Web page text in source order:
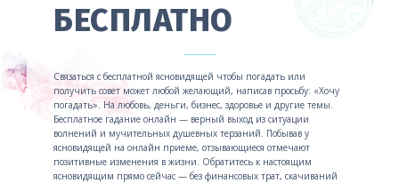
БЕСПЛАТНО
Связаться с бесплатной ясновидящей чтобы погадать или
получить совет может любой желающий, написав просьбу: «Хочу
погадать». На любовь, деньги, бизнес, здоровье и другие темы.
Бесплатное гадание онлайн — верный выход из ситуации
волнений и мучительных душевных терзаний. Побывав у
ясновидящей на онлайн приеме, отзывающиеся отмечают
позитивные изменения в жизни. Обратитесь к настоящим
ясновидящим прямо сейчас — без финансовых трат, скачиваний